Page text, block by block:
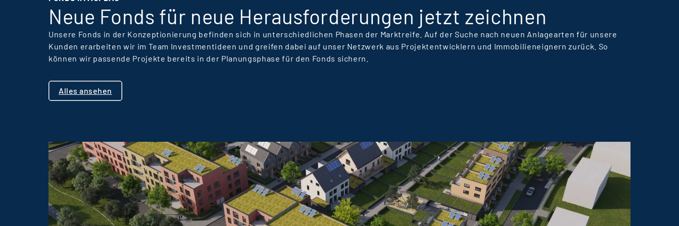
Unternehmen
zusammenwirken.
Neue Fonds für neue Herausforderungen jetzt zeichnen
Unsere Fonds in der Konzeptionierung befinden sich in unterschiedlichen Phasen der Marktreife. Auf der Suche nach neuen Anlagearten für unsere
Kunden erarbeiten wir im Team Investmentideen und greifen dabei auf unser Netzwerk aus Projektentwicklern und Immobilieneignern zurück. So
können wir passende Projekte bereits in der Planungsphase für den Fonds sichern.
Alles ansehen